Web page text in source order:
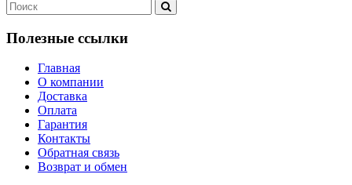
Полезные ссылки
Главная
О компании
Доставка
Оплата
Гарантия
Контакты
Обратная связь
Возврат и обмен